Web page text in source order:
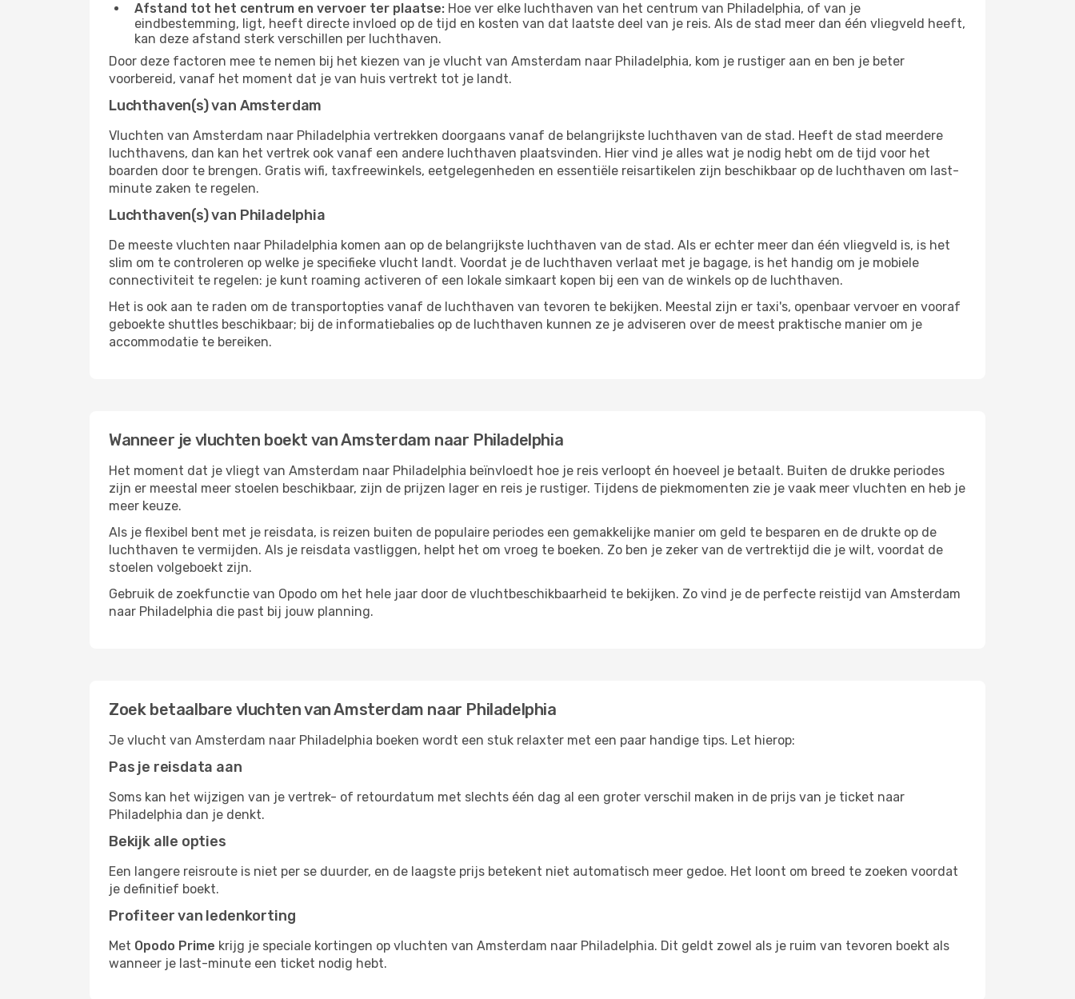
Afstand tot het centrum en vervoer ter plaatse: Hoe ver elke luchthaven van het centrum van Philadelphia, of van je
eindbestemming, ligt, heeft directe invloed op de tijd en kosten van dat laatste deel van je reis. Als de stad meer dan één vliegveld heeft,
kan deze afstand sterk verschillen per luchthaven.
Door deze factoren mee te nemen bij het kiezen van je vlucht van Amsterdam naar Philadelphia, kom je rustiger aan en ben je beter
voorbereid, vanaf het moment dat je van huis vertrekt tot je landt.
Luchthaven(s) van Amsterdam
Vluchten van Amsterdam naar Philadelphia vertrekken doorgaans vanaf de belangrijkste luchthaven van de stad. Heeft de stad meerdere
luchthavens, dan kan het vertrek ook vanaf een andere luchthaven plaatsvinden. Hier vind je alles wat je nodig hebt om de tijd voor het
boarden door te brengen. Gratis wifi, taxfreewinkels, eetgelegenheden en essentiële reisartikelen zijn beschikbaar op de luchthaven om last-
minute zaken te regelen.
Luchthaven(s) van Philadelphia
De meeste vluchten naar Philadelphia komen aan op de belangrijkste luchthaven van de stad. Als er echter meer dan één vliegveld is, is het
slim om te controleren op welke je specifieke vlucht landt. Voordat je de luchthaven verlaat met je bagage, is het handig om je mobiele
connectiviteit te regelen: je kunt roaming activeren of een lokale simkaart kopen bij een van de winkels op de luchthaven.
Het is ook aan te raden om de transportopties vanaf de luchthaven van tevoren te bekijken. Meestal zijn er taxi's, openbaar vervoer en vooraf
geboekte shuttles beschikbaar; bij de informatiebalies op de luchthaven kunnen ze je adviseren over de meest praktische manier om je
accommodatie te bereiken.
Wanneer je vluchten boekt van Amsterdam naar Philadelphia
Het moment dat je vliegt van Amsterdam naar Philadelphia beïnvloedt hoe je reis verloopt én hoeveel je betaalt. Buiten de drukke periodes
zijn er meestal meer stoelen beschikbaar, zijn de prijzen lager en reis je rustiger. Tijdens de piekmomenten zie je vaak meer vluchten en heb je
meer keuze.
Als je flexibel bent met je reisdata, is reizen buiten de populaire periodes een gemakkelijke manier om geld te besparen en de drukte op de
luchthaven te vermijden. Als je reisdata vastliggen, helpt het om vroeg te boeken. Zo ben je zeker van de vertrektijd die je wilt, voordat de
stoelen volgeboekt zijn.
Gebruik de zoekfunctie van Opodo om het hele jaar door de vluchtbeschikbaarheid te bekijken. Zo vind je de perfecte reistijd van Amsterdam
naar Philadelphia die past bij jouw planning.
Zoek betaalbare vluchten van Amsterdam naar Philadelphia
Je vlucht van Amsterdam naar Philadelphia boeken wordt een stuk relaxter met een paar handige tips. Let hierop:
Pas je reisdata aan
Soms kan het wijzigen van je vertrek- of retourdatum met slechts één dag al een groter verschil maken in de prijs van je ticket naar
Philadelphia dan je denkt.
Bekijk alle opties
Een langere reisroute is niet per se duurder, en de laagste prijs betekent niet automatisch meer gedoe. Het loont om breed te zoeken voordat
je definitief boekt.
Profiteer van ledenkorting
Met Opodo Prime krijg je speciale kortingen op vluchten van Amsterdam naar Philadelphia. Dit geldt zowel als je ruim van tevoren boekt als
wanneer je last-minute een ticket nodig hebt.